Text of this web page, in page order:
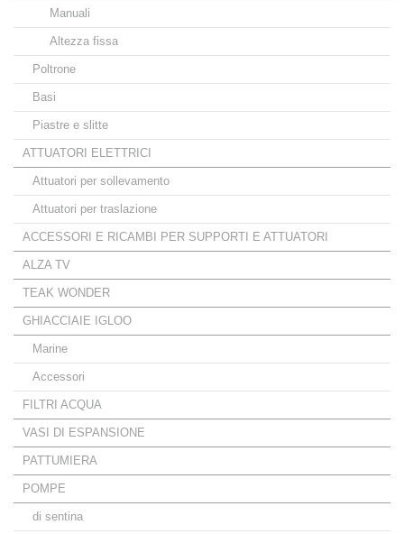
Manuali
Altezza fissa
Poltrone
Basi
Piastre e slitte
ATTUATORI ELETTRICI
Attuatori per sollevamento
Attuatori per traslazione
ACCESSORI E RICAMBI PER SUPPORTI E ATTUATORI
ALZA TV
TEAK WONDER
GHIACCIAIE IGLOO
Marine
Accessori
FILTRI ACQUA
VASI DI ESPANSIONE
PATTUMIERA
POMPE
di sentina